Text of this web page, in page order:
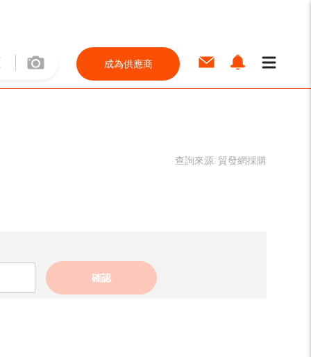
成為供應商
查詢來源: 貿發網採購
確認